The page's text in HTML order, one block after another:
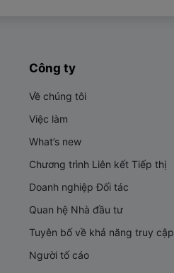
Công ty
Về chúng tôi
Việc làm
What’s new
Chương trình Liên kết Tiếp thị
Doanh nghiệp Đối tác
Quan hệ Nhà đầu tư
Tuyên bố về khả năng truy cập
Người tố cáo